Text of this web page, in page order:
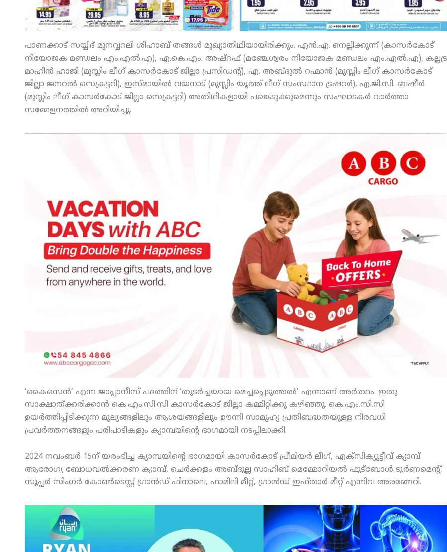
പാണക്കാട് സയ്യിദ് മുനവ്വറലി ശിഹാബ് തങ്ങള്‍ മുഖ്യാതിഥിയായിരിക്കും. എന്‍.എ. നെല്ലിക്കുന്ന് (കാസര്‍കോട്
നിയോജക മണ്ഡലം എം.എല്‍.എ), എ.കെ.എം. അഷ്‌റഫ് (മഞ്ചേശ്വരം നിയോജക മണ്ഡലം എം.എല്‍.എ), കല്ലട്ര
മാഹിന്‍ ഹാജി (മുസ്ലിം ലീഗ് കാസര്‍കോട് ജില്ലാ പ്രസിഡന്റ്), എ. അബ്ദുല്‍ റഹ്മാന്‍ (മുസ്ലിം ലീഗ് കാസര്‍കോട്
ജില്ലാ ജനറല്‍ സെക്രട്ടറി), ഇസ്മായില്‍ വയനാട് (മുസ്ലിം യൂത്ത് ലീഗ് സംസ്ഥാന ട്രഷറര്‍), എ.ജി.സി. ബഷീര്‍
(മുസ്ലിം ലീഗ് കാസര്‍കോട് ജില്ലാ സെക്രട്ടറി) അതിഥികളായി പങ്കെടുക്കുമെന്നും സംഘാടകര്‍ വാര്‍ത്താ
സമ്മേളനത്തില്‍ അറിയിച്ചു.
‘കൈസെന്‍’ എന്ന ജാപ്പാനീസ് പദത്തിന് ‘തുടര്‍ച്ചയായ മെച്ചപ്പെടുത്തല്‍’ എന്നാണ് അര്‍ത്ഥം. ഇതു
സാക്ഷാത്ക്കരിക്കാന്‍ കെ.എം.സി.സി കാസര്‍കോട് ജില്ലാ കമ്മിറ്റിക്കു കഴിഞ്ഞു. കെ.എം.സി.സി
ഉയര്‍ത്തിപ്പിടിക്കുന്ന മൂല്യങ്ങളിലും ആശയങ്ങളിലും ഊന്നി സാമൂഹ്യ പ്രതിബദ്ധതയുള്ള നിരവധി
പ്രവര്‍ത്തനങ്ങളും പരിപാടികളും ക്യാമ്പയിന്റെ ഭാഗമായി നടപ്പിലാക്കി.
2024 നവംബര്‍ 15ന് യരംഭിച്ച ക്യാമ്പയിന്റെ ഭാഗമായി കാസര്‍കോട് പ്രീമിയര്‍ ലീഗ്, എക്‌സിക്യൂട്ടീവ് ക്യാമ്പ്
ആരോഗ്യ ബോധവല്‍ക്കരണ ക്യാമ്പ്, ചെര്‍ക്കളം അബ്ദുല്ല സാഹിബ് മെമ്മോറിയല്‍ ഫുട്‌ബോള്‍ ടൂര്‍ണമെന്റ്,
സൂപ്പര്‍ സിംഗര്‍ കോണ്‍ടെസ്റ്റ് ഗ്രാന്‍ഡ് ഫിനാലെ, ഫാമിലി മീറ്റ്, ഗ്രാന്‍ഡ് ഇഫ്താര്‍ മീറ്റ് എന്നിവ അരങ്ങേറി.